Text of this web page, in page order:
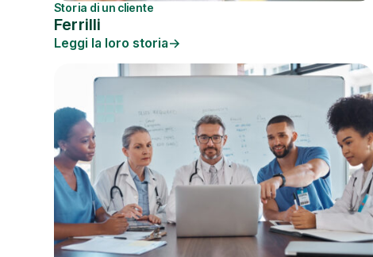
Storia di un cliente
Ferrilli
Leggi la loro storia